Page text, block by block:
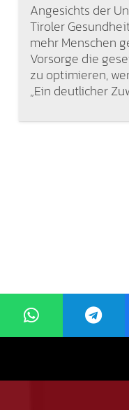
Angesichts der
Tiroler
mehr Menschen
Vorsorge die
zu optimieren,
„Ein deutlicher